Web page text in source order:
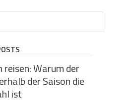
Warum der
der Saison die
ist